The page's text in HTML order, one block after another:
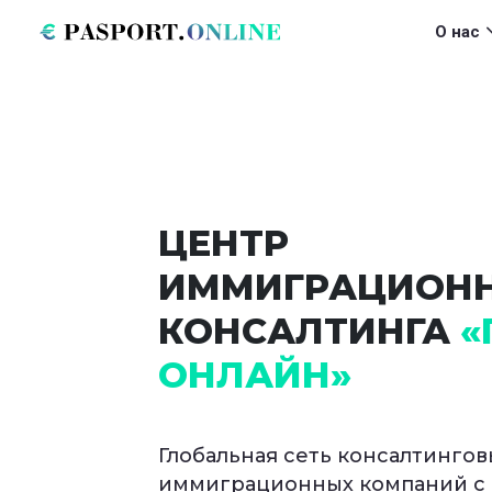
Main О нас
ЦЕНТР
КОНСАЛТИНГА
ОНЛАЙН»
Глобальная сеть
иммиграционных компаний
СТАНЬТЕ
УСПЕШНЫМ
СПЕЦИАЛИСТОМ
Узнайте, как открыть
финансовой независимости и